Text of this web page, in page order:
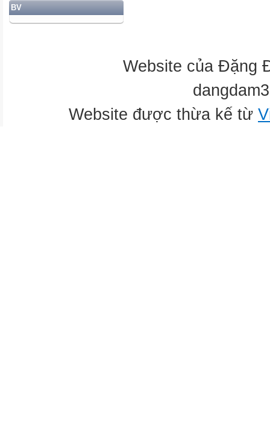
BV
Website của Đặng
Website được thừa kế từ